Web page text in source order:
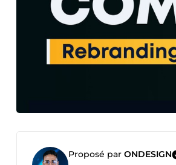
Proposé par ONDESIGN